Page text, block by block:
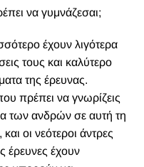
να γυμνάζεσαι;
έχουν λιγότερα
τους και καλύτερο
της έρευνας.
πρέπει να γνωρίζεις
των ανδρών σε αυτή τη
οι νεότεροι άντρες
έρευνες έχουν